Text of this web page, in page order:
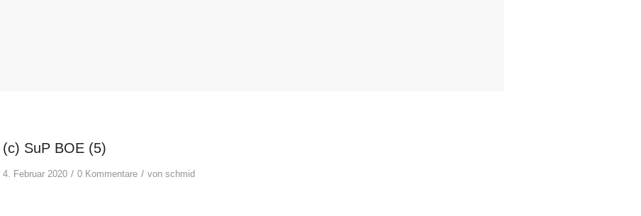
(c) SuP BOE (5)
4. Februar 2020 / 0 Kommentare / von schmid